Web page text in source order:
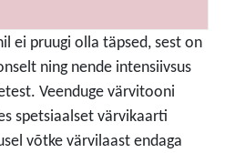
ei pruugi olla täpsed, sest on
ning nende intensiivsus
Veenduge värvitooni
spetsiaalset värvikaarti
võtke värvilaast endaga